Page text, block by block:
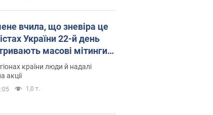
вчила, що зневіра це
України 22-й день
масові мітинги
Федорова. Фото і
країни люди й надалі
акції
1,0 т.